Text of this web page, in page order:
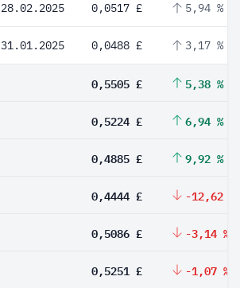
28.02.2025 0,0517 £ 5,94 %
31.01.2025 0,0488 £ 3,17 %
0,5505 £ 5,38 %
0,5224 £ 6,94 %
0,4885 £ 9,92 %
0,4444 £ -12,62 %
0,5086 £ -3,14 %
0,5251 £ -1,07 %